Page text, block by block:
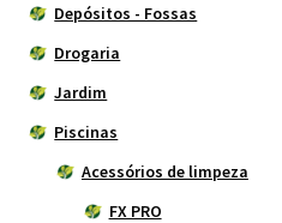
Depósitos - Fossas
Drogaria
Jardim
Piscinas
Acessórios de limpeza
FX PRO